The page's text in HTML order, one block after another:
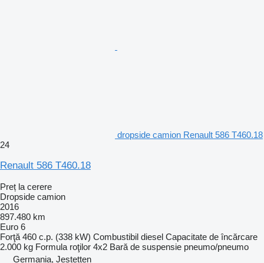
dropside camion Renault 586 T460.18
24
Renault 586 T460.18
Preț la cerere
Dropside camion
2016
897.480 km
Euro 6
Forţă 460 c.p. (338 kW) Combustibil diesel Capacitate de încărcare
2.000 kg Formula roţilor 4x2 Bară de suspensie pneumo/pneumo
Germania, Jestetten